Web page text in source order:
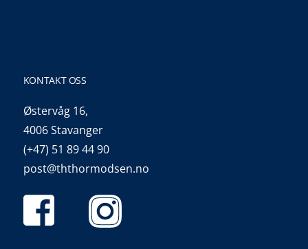
KONTAKT OSS
Østervåg 16,
4006 Stavanger
(+47) 51 89 44 90
post@ththormodsen.no